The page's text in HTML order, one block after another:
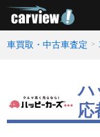
車買取・中古車査定
ハ
応